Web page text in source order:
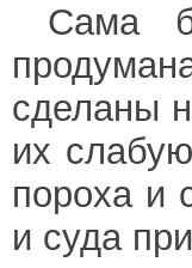
Сама
сделаны
их
пороха и
и суда